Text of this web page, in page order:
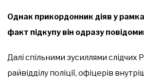
Однак прикордонник діяв у
факт підкупу він одразу
Далі спільними зусиллями слідчих
райвідділу поліції, офіцерів